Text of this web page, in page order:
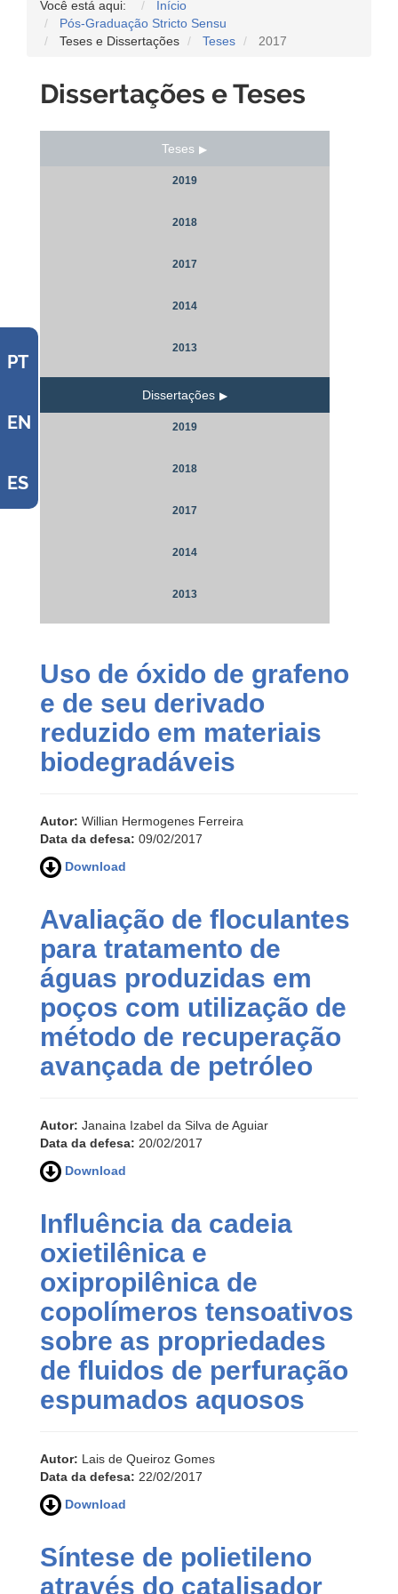
PT
EN
ES
Você está aqui:
Início
Pós-Graduação Stricto Sensu
Teses e Dissertações
Teses 2017
Dissertações e Teses
Teses
2019
2018
2017
2014
2013
Dissertações
2019
2018
2017
2014
2013
Uso de óxido de grafeno
e de seu derivado
reduzido em materiais
biodegradáveis
Autor: Willian Hermogenes Ferreira
Data da defesa: 09/02/2017
Download
Avaliação de floculantes
para tratamento de
águas produzidas em
poços com utilização de
método de recuperação
avançada de petróleo
Autor: Janaina Izabel da Silva de Aguiar
Data da defesa: 20/02/2017
Download
Influência da cadeia
oxietilênica e
oxipropilênica de
copolímeros tensoativos
sobre as propriedades
de fluidos de perfuração
espumados aquosos
Autor: Lais de Queiroz Gomes
Data da defesa: 22/02/2017
Download
Síntese de polietileno
através do catalisador